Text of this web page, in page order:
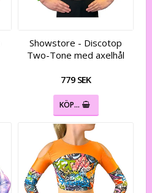
Showstore - Discotop
Two-Tone med axelhål
779 SEK
KÖP…